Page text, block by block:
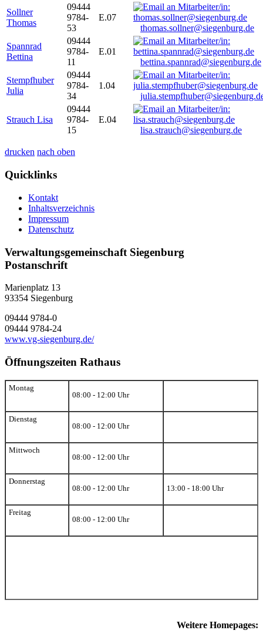
Sollner
Thomas
09444
9784-
53
E.07
thomas.sollner@siegenburg.de
Spannrad
Bettina
09444
9784-
11
E.01
bettina.spannrad@siegenburg.de
Stempfhuber
Julia
09444
9784-
34
1.04
Strauch Lisa
09444
9784-
15
E.04
lisa.strauch@siegenburg.de
drucken nach oben
Quicklinks
Kontakt
Inhaltsverzeichnis
Impressum
Datenschutz
Verwaltungsgemeinschaft Siegenburg
Postanschrift
Marienplatz 13
93354 Siegenburg
09444 9784-0
09444 9784-24
www.vg-siegenburg.de/
Öffnungszeiten Rathaus
Montag
08:00 - 12:00 Uhr
Dienstag
08:00 - 12:00 Uhr
Mittwoch
08:00 - 12:00 Uhr
Donnerstag
08:00 - 12:00 Uhr
13:00 - 18:00 Uhr
Freitag
08:00 - 12:00 Uhr
Weitere Homepages: